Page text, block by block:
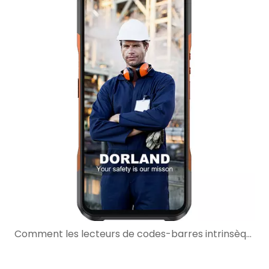
Comment les lecteurs de codes-barres intrinsèquement sûrs améliorent les flux de travail de maintenance dans les zones dangereuses